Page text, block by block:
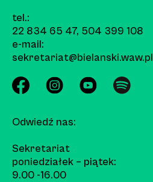
tel.:
22 834 65 47, 504 399 108
e-mail:
sekretariat@bielanski.waw.pl
Odwiedź nas:
Sekretariat
poniedziałek – piątek:
9.00 -16.00